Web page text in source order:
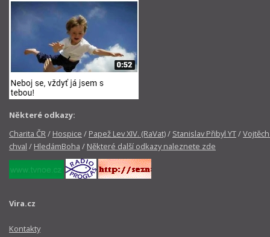
Některé odkazy:
Charita ČR/ Hospice / Papež Lev XIV. (RaVat)/ Stanislav Přibyl YT/
chval / HledámBoha / Některé další odkazy naleznete zde
Vira.cz
Kontakty